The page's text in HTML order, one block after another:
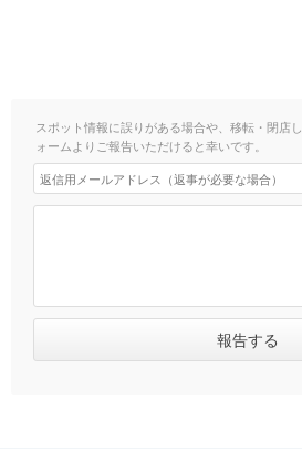
スポット情報に誤りがある場合や、移転・閉店
ォームよりご報告いただけると幸いです。